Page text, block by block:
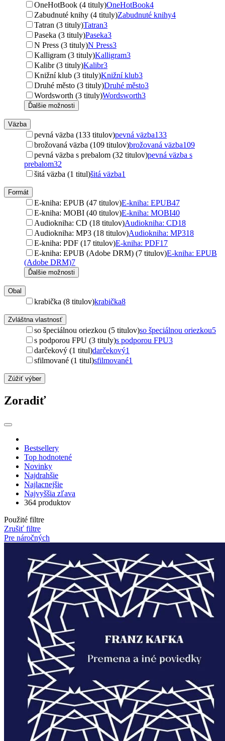
OneHotBook (4 tituly)OneHotBook4
Zabudnuté knihy (4 tituly)Zabudnuté knihy4
Tatran (3 tituly)Tatran3
Paseka (3 tituly)Paseka3
N Press (3 tituly)N Press3
Kalligram (3 tituly)Kalligram3
Kalibr (3 tituly)Kalibr3
Knižní klub (3 tituly)Knižní klub3
Druhé město (3 tituly)Druhé město3
Wordsworth (3 tituly)Wordsworth3
Ďalšie možnosti
Väzba
pevná väzba (133 titulov)pevná väzba133
brožovaná väzba (109 titulov)brožovaná väzba109
pevná väzba s prebalom (32 titulov)pevná väzba s
prebalom32
šitá väzba (1 titul)šitá väzba1
Formát
E-kniha: EPUB (47 titulov)E-kniha: EPUB47
E-kniha: MOBI (40 titulov)E-kniha: MOBI40
Audiokniha: CD (18 titulov)Audiokniha: CD18
Audiokniha: MP3 (18 titulov)Audiokniha: MP318
E-kniha: PDF (17 titulov)E-kniha: PDF17
E-kniha: EPUB (Adobe DRM) (7 titulov)E-kniha: EPUB
(Adobe DRM)7
Ďalšie možnosti
Obal
krabička (8 titulov)krabička8
Zvláštna vlastnosť
so špeciálnou oriezkou (5 titulov)so špeciálnou oriezkou5
s podporou FPU (3 tituly)s podporou FPU3
darčekový (1 titul)darčekový1
sfilmované (1 titul)sfilmované1
Zúžiť výber
Zoradiť
Bestsellery
Top hodnotené
Novinky
Najdrahšie
Najlacnejšie
Najvyššia zľava
364 produktov
Použité filtre
Zrušiť filtre
Pre náročných